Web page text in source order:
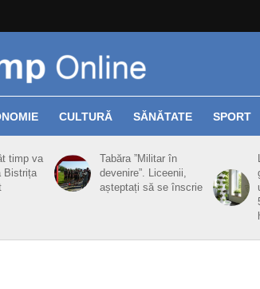
CULTURĂ SĂNĂTATE SPORT
timp va
Bistrița
Tabăra ”Militar în
devenire”. Liceenii,
așteptați să se înscrie